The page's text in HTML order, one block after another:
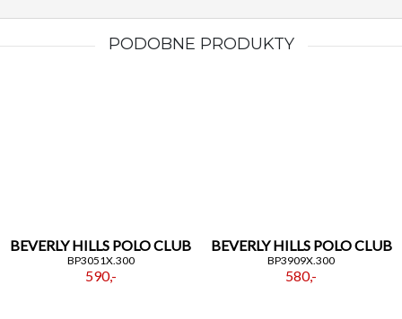
PODOBNE PRODUKTY
BEVERLY HILLS POLO CLUB
BP3051X.300
590,-
BEVERLY HILLS POLO CLUB
BP3909X.300
580,-